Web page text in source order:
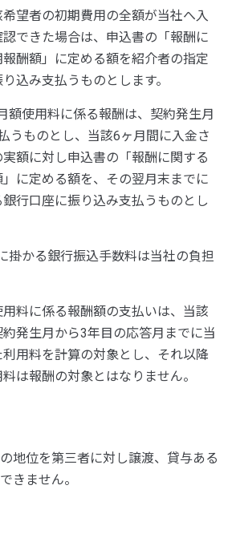
望者の初期費用の全額が当社へ入
できた場合は、申込書の「報酬に
酬額」に定める額を紹介者の指定
込み支払うものとします。
額使用料に係る報酬は、契約発生月
うものとし、当該6ヶ月間に入金さ
額に対し申込書の「報酬に関する
に定める額を、その翌月末までに
行口座に振り込み支払うものとし
掛かる銀行振込手数料は当社の負担
料に係る報酬額の支払いは、当該
発生月から3年目の応答月までに当
用料を計算の対象とし、それ以降
は報酬の対象とはなりません。
地位を第三者に対し譲渡、貸与ある
きません。